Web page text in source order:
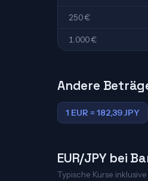
250 €
1.000 €
Andere
1 EUR = 182,39 JPY
EUR/JPY bei
Typische Kurse